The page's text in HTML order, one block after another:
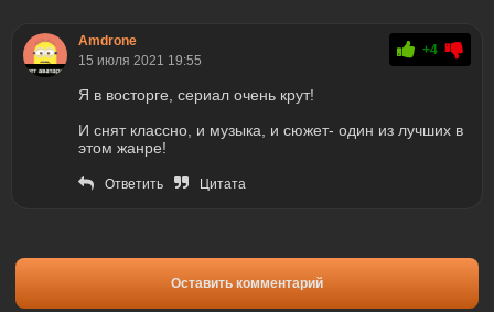
Amdrone
15 июля 2021 19:55
+4
Я в восторге, сериал очень крут!
И снят классно, и музыка, и сюжет- один из лучших в
этом жанре!
Ответить Цитата
Оставить комментарий